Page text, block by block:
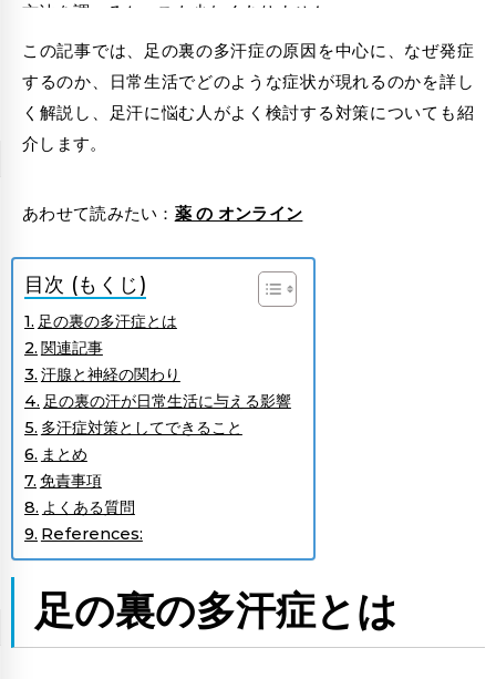
方法を調べるケースも少なくありません。
この記事では、足の裏の多汗症の原因を中心に、なぜ発症
するのか、日常生活でどのような症状が現れるのかを詳し
く解説し、
足汗に悩む人がよく検討する対策についても紹
介します。
あわせて読みたい： 薬 の オンライン
目次 (もくじ)
足の裏の多汗症とは
関連記事
汗腺と神経の関わり
足の裏の汗が日常生活に与える影響
多汗症対策としてできること
まとめ
免責事項
よくある質問
References:
足の裏の多汗症とは